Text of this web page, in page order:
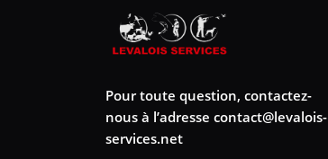
Pour toute question, contactez-
nous à l’adresse contact@levalois-
services.net